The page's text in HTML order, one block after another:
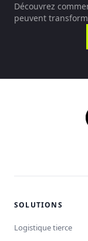
Découvrez
peuvent
SOLUTIONS
Logistique tierce